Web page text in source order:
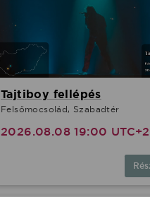
Tajtiboy fellépés
Felsőmocsolád, Szabadtér
2026.08.08 19:00 UTC+2